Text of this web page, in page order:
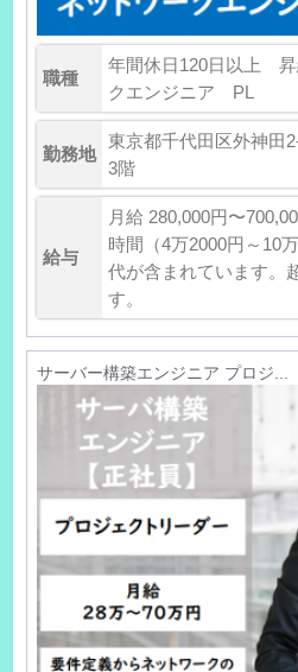
職種
年間休日120日以上
クエンジニア PL
勤務地
東京都千代田区外神
3階
給与
月給 280,000円〜
時間（4万2000円～10
代が含まれています。
す。
サーバー構築エンジニア プロジ...